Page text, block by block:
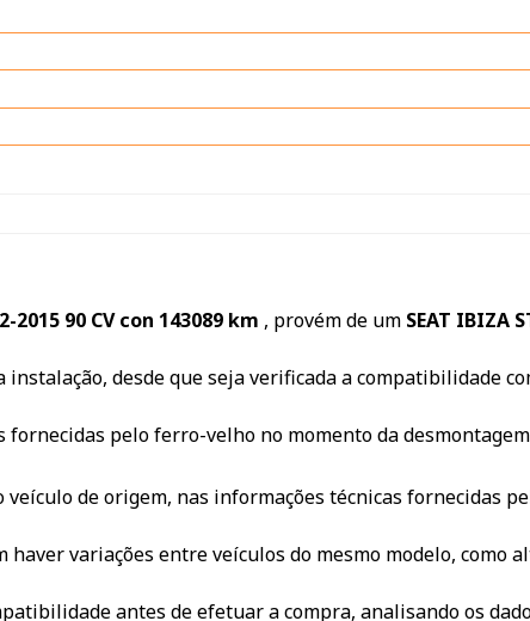
2015 90 CV con 143089 km , provém de um SEAT IBIZA
desde que seja verificada a compatibilidade
pelo ferro-velho no momento da
de origem, nas informações técnicas fornecidas
variações entre veículos do mesmo modelo, como
antes de efetuar a compra, analisando os